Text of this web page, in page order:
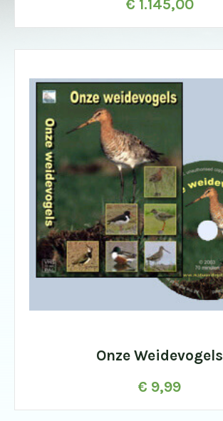
€ 1.145,00
Onze Weidevogels
€ 9,99